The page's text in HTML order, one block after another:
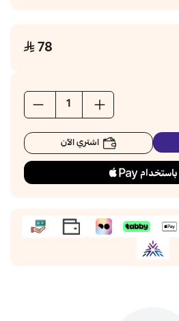
78
اشتري الآن